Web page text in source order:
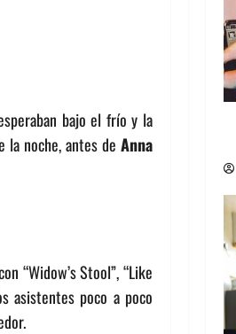
bajo el frío y la
la noche, antes de Anna
“Widow’s Stool”, “Like
asistentes poco a poco